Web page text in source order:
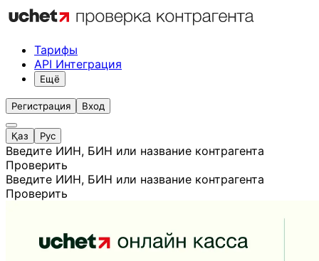
Тарифы
API Интеграция
Ещё
Регистрация Вход
Қаз Рус
Введите ИИН, БИН или название контрагента
Проверить
Введите ИИН, БИН или название контрагента
Проверить